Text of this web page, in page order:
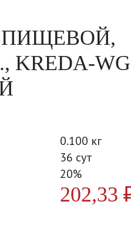
ПИЩЕВОЙ,
KREDA-
0.100 кг
36 сут
20%
202,33